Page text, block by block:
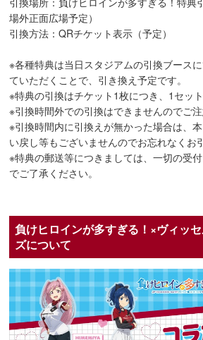
場外正面広場予定）
引換方法：QRチケット表示（予定）
※各種特典は当日スタジアムの引換ブース
ていただくことで、引き換え予定です。
※特典の引換はチケット1枚につき、1セッ
※引換時間外での引換はできませんのでご注
※引換時間内に引換えが無かった場合は、
い戻し等もございませんのでお忘れなくお
※特典の郵送等につきましては、一切の受
でご了承ください。
負けヒロインが多すぎる！×ヴィッ
ズについて